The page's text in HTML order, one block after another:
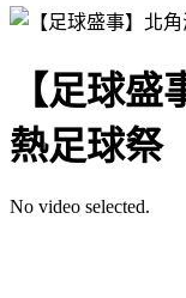
【足球
熱足球祭
No video selected.